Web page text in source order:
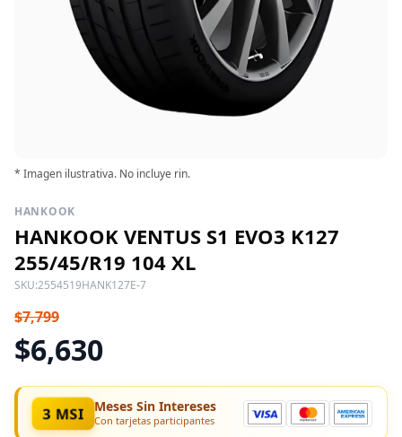
* Imagen ilustrativa. No incluye rin.
HANKOOK
HANKOOK VENTUS S1 EVO3 K127
255/45/R19 104 XL
SKU:2554519HANK127E-7
$7,799
$6,630
3 MSI Meses Sin Intereses
Con tarjetas participantes